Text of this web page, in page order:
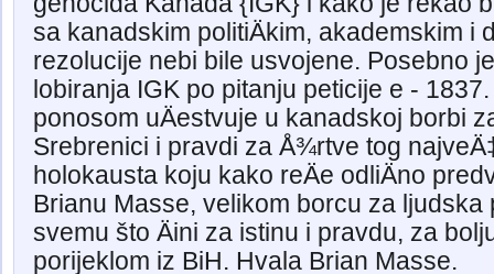
sa kanadskim politiÄkim, akademskim i
rezolucije nebi bile usvojene. Posebno
lobiranja IGK po pitanju peticije e -
ponosom uÄestvuje u kanadskoj borbi
Srebrenici i pravdi za Å¾rtve tog
holokausta koju kako reÄe odliÄno
Brianu Masse, velikom borcu za ljudska
svemu što Äini za istinu i pravdu, za
porijeklom iz BiH. Hvala Brian Masse.